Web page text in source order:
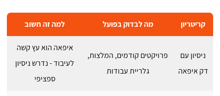
קריטריון מה לבדוק בפועל למה זה חשוב
ניסיון עם
דק איפאה
פרויקטים קודמים, המלצות,
גלריית עבודות
איפאה הוא עץ קשה
לעיבוד - נדרש ניסיון
ספציפי